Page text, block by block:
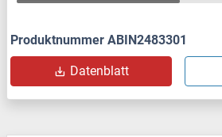
Produktnummer ABIN2483301
Datenblatt